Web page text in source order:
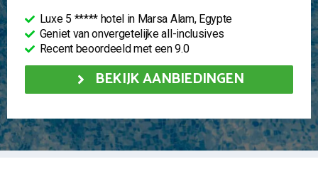
Luxe 5 ***** hotel in Marsa Alam, Egypte
Geniet van onvergetelijke all-inclusives
Recent beoordeeld met een 9.0
BEKIJK AANBIEDINGEN